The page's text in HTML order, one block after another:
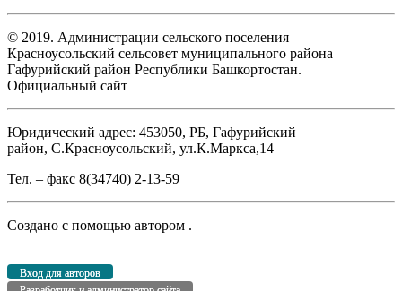
© 2019. Администрации сельского поселения
Красноусольский сельсовет муниципального района
Гафурийский район Республики Башкортостан.
Официальный сайт
Юридический адрес: 453050, РБ, Гафурийский
район, С.Красноусольский, ул.К.Маркса,14
Тел. – факс 8(34740) 2-13-59
Создано с помощью автором .
Вход для авторов